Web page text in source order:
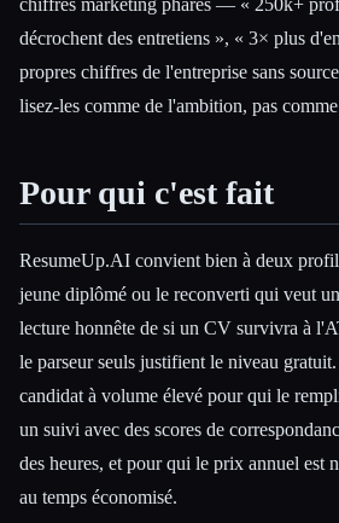
chiffres marketing phares — « 250k+
décrochent des entretiens », « 3× plus
propres chiffres de l'entreprise sans
lisez-les comme de l'ambition, pas
Pour qui c'est fait
ResumeUp.AI convient bien à deux
jeune diplômé ou le reconverti qui veut
lecture honnête de si un CV survivra à
le parseur seuls justifient le niveau
candidat à volume élevé pour qui le
un suivi avec des scores de
des heures, et pour qui le prix annuel est
au temps économisé.